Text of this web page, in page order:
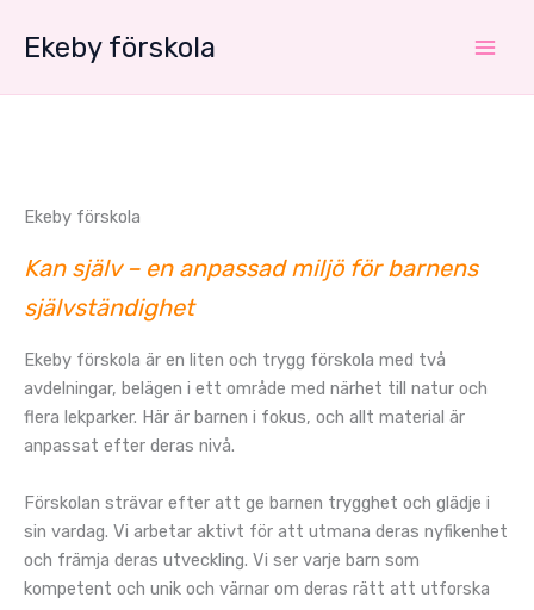
Ekeby förskola
Ekeby förskola
Kan själv – en anpassad miljö för barnens
självständighet
Ekeby förskola är en liten och trygg förskola med två
avdelningar, belägen i ett område med närhet till natur och
flera lekparker. Här är barnen i fokus, och allt material är
anpassat efter deras nivå.
Förskolan strävar efter att ge barnen trygghet och glädje i
sin vardag. Vi arbetar aktivt för att utmana deras nyfikenhet
och främja deras utveckling. Vi ser varje barn som
kompetent och unik och värnar om deras rätt att utforska